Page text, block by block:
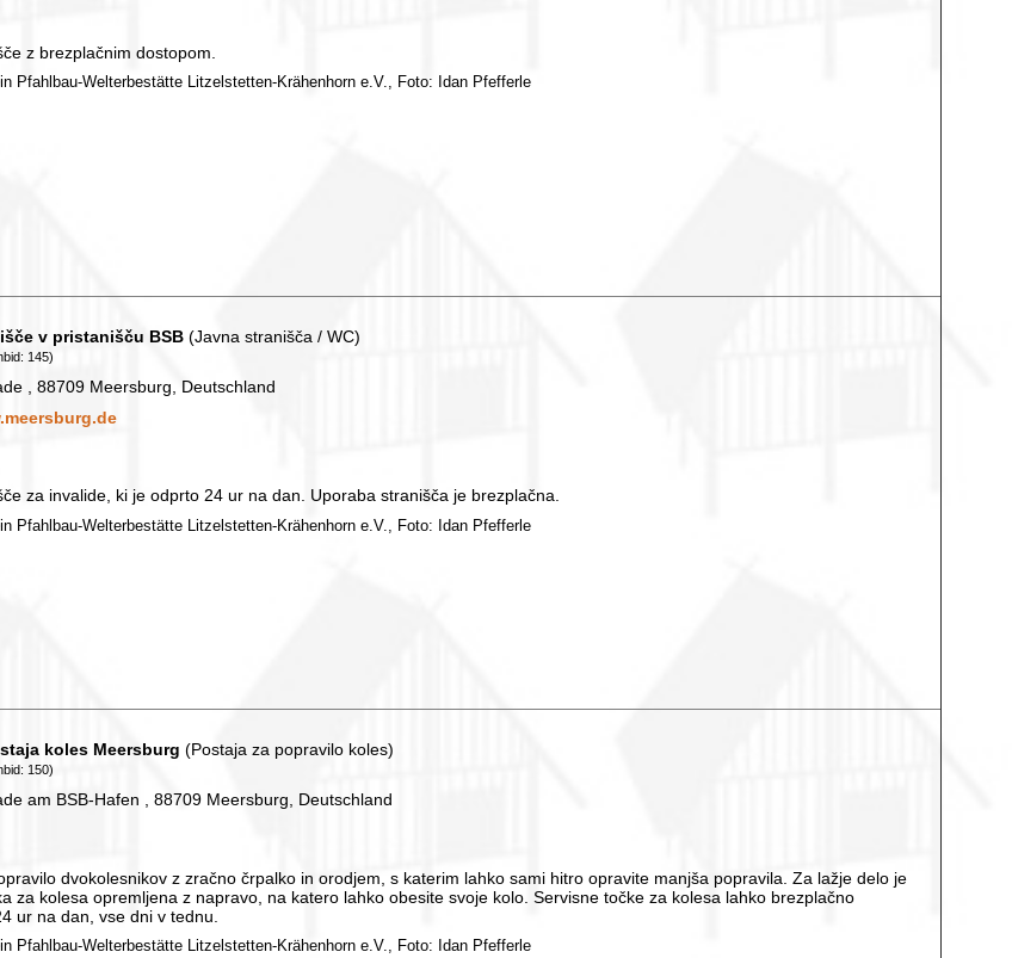
z brezplačnim dostopom.
Pfahlbau-Welterbestätte Litzelstetten-Krähenhorn e.V., Foto: Idan Pfefferle
v pristanišču BSB (Javna stranišča / WC)
145)
, 88709 Meersburg, Deutschland
za invalide, ki je odprto 24 ur na dan. Uporaba stranišča je brezplačna.
Pfahlbau-Welterbestätte Litzelstetten-Krähenhorn e.V., Foto: Idan Pfefferle
koles Meersburg (Postaja za popravilo koles)
150)
am BSB-Hafen , 88709 Meersburg, Deutschland
dvokolesnikov z zračno črpalko in orodjem, s katerim lahko sami hitro opravite manjša popravila. Za lažje delo je
za kolesa opremljena z napravo, na katero lahko obesite svoje kolo. Servisne točke za kolesa lahko brezplačno
ur na dan, vse dni v tednu.
Pfahlbau-Welterbestätte Litzelstetten-Krähenhorn e.V., Foto: Idan Pfefferle